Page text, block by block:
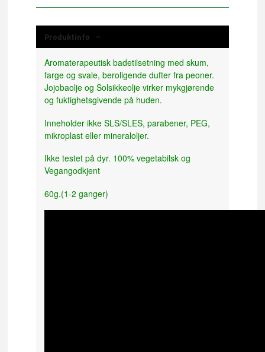
Produktinfo
Aromaterapeutisk badetilsetning med skum,
farge og svale, beroligende dufter fra peoner.
Jojobaolje og Solsikkeolje virker mykgjørende
og fuktighetsgivende på huden.
Inneholder ikke SLS/SLES, parabener, PEG,
mikroplast eller mineraloljer.
Ikke testet på dyr. 100% vegetabilsk og
Vegangodkjent
60g.(1-2 ganger)